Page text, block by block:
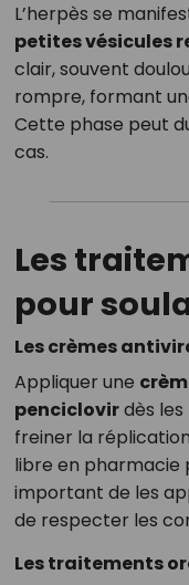
L’herpès se
petites vésicules
clair, souvent
rompre, formant
Cette phase peut
cas.
Les
pour
Les crèmes
Appliquer une
penciclovirdès les
freiner la
libre en pharmacie
important de les
de respecter les
Les traitements